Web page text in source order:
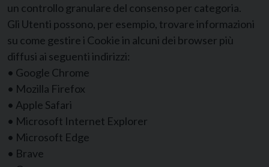
un controllo granulare del consenso per categoria.
Gli Utenti possono, per esempio, trovare informazioni
su come gestire i Cookie in alcuni dei browser più
diffusi ai seguenti indirizzi:
• Google Chrome
• Mozilla Firefox
• Apple Safari
• Microsoft Internet Explorer
• Microsoft Edge
• Brave